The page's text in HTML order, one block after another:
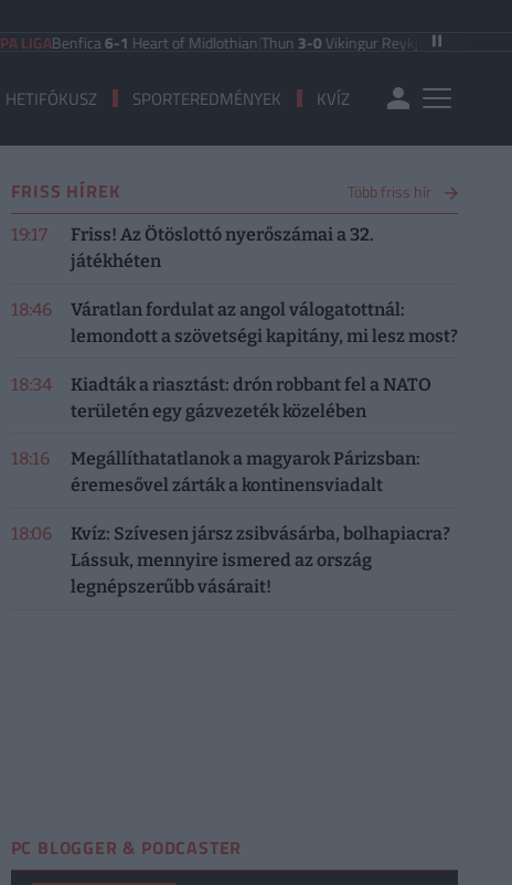
Benfica6-1Heart of Midlothian|Thun3-0Vikingur Reykjavik|PAOK Saloniki
HETIFÓKUSZ SPORTEREDMÉNYEK KVÍZ
FRISS HÍREK Több friss hír
19:17
Friss! Az Ötöslottó nyerőszámai a 32.
játékhéten
18:46
Váratlan fordulat az angol válogatottnál:
lemondott a szövetségi kapitány, mi lesz most?
18:34
Kiadták a riasztást: drón robbant fel a NATO
területén egy gázvezeték közelében
18:16
Megállíthatatlanok a magyarok Párizsban:
éremesővel zárták a kontinensviadalt
18:06
Kvíz: Szívesen jársz zsibvásárba, bolhapiacra?
Lássuk, mennyire ismered az ország
legnépszerűbb vásárait!
PC BLOGGER & PODCASTER